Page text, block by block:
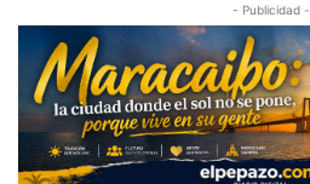
- Publicidad -